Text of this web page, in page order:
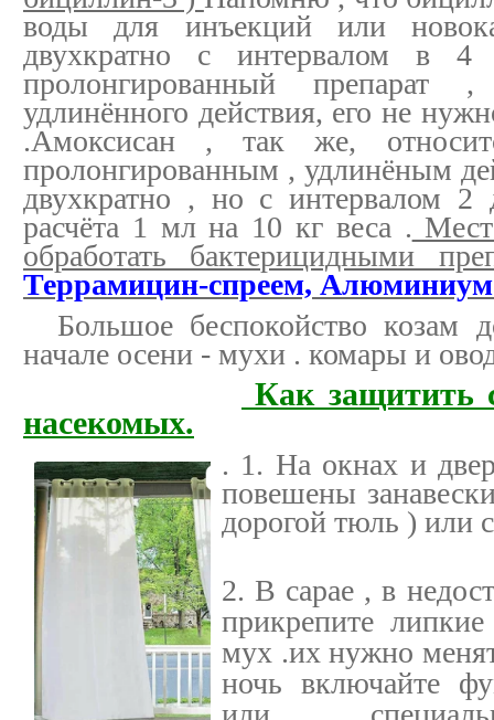
воды для инъекций или
двухкратно с интервалом в
пролонгированный препарат
удлинённого действия, его не
.Амоксисан , так же,
пролонгированным , удлинёным
двухкратно , но с интервалом
расчёта 1 мл на 10 кг веса .
обработать бактерицидными
Террамицин-спреем,
Большое беспокойство козам
начале осени - мухи . комары и
Как защитить
насекомых.
. 1. На окнах и
повешены
дорогой тюль ) или
2. В сарае , в
прикрепите
мух .их нужно
ночь включайте